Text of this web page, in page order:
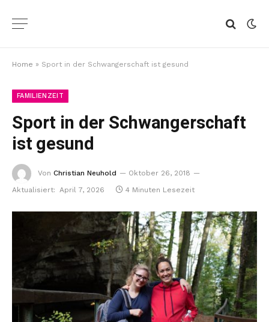
Home » Sport in der Schwangerschaft ist gesund
FAMILIENZEIT
Sport in der Schwangerschaft
ist gesund
Von Christian Neuhold
Oktober 26, 2018
Aktualisiert: April 7, 2026 4 Minuten Lesezeit